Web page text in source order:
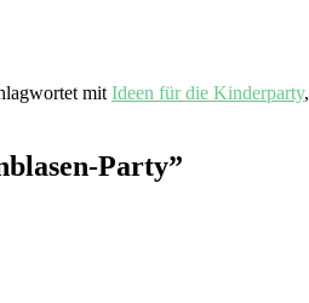
mit Ideen für die Kinderparty,
Party”